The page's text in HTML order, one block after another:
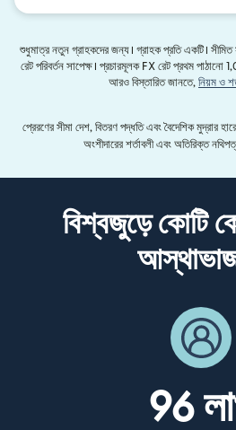
শুধুমাত্র নতুন গ্রাহকদের জন্য। গ্রাহক প্রতি একটি।
রেট পরিবর্তন সাপেক্ষ। প্রচারমূলক FX রেট প্রথম
আরও বিস্তারিত জানতে, নিয়ম ও
প্রেরণের সীমা দেশ, বিতরণ পদ্ধতি এবং বৈদেশিক মুদ্রার
অংশীদারের শর্তাবলী এবং অতিরিক্ত
বিশ্বজুড়ে কোটি
96